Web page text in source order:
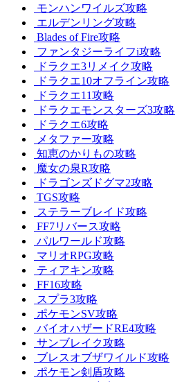
モンハンワイルズ攻略
エルデンリング攻略
Blades of Fire攻略
ファンタジーライフi攻略
ドラクエ3リメイク攻略
ドラクエ10オフライン攻略
ドラクエ11攻略
ドラクエモンスターズ3攻略
ドラクエ6攻略
メタファー攻略
知恵のかりもの攻略
魔女の泉R攻略
ドラゴンズドグマ2攻略
TGS攻略
ステラーブレイド攻略
FF7リバース攻略
パルワールド攻略
マリオRPG攻略
ティアキン攻略
FF16攻略
スプラ3攻略
ポケモンSV攻略
バイオハザードRE4攻略
サンブレイク攻略
ブレスオブザワイルド攻略
ポケモン剣盾攻略